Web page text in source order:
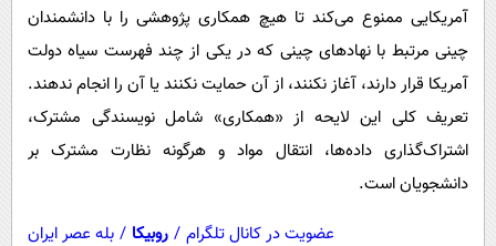
آمریکایی ممنوع می‌کند تا هیچ همکاری پژوهشی را با دانشمندان
چینی مرتبط با نهادهای چینی که در یکی از چند فهرست سیاه دولت
آمریکا قرار دارند، آغاز نکنند، از آن حمایت نکنند یا آن را انجام ندهند.
تعریف کلی این لایحه از «همکاری» شامل نویسندگی مشترک،
اشتراک‌گذاری داده‌ها، انتقال مواد و هرگونه نظارت مشترک بر
دانشجویان است.
عضویت در کانال تلگرام / روبیکا / بله عصر ایران